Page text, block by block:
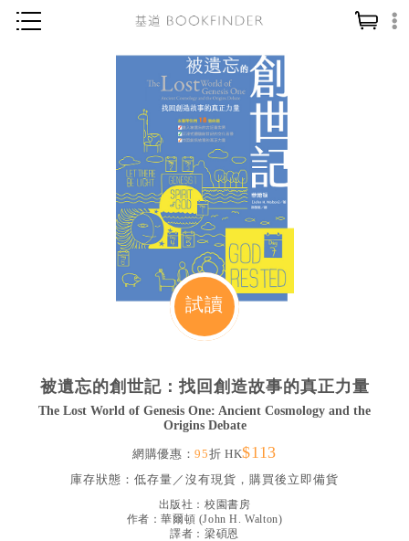
信仰入門
教會歷史
靈修／禱告
信徒生活
教會事工
哲學／宗教比較
文藝／勵志
精選影音
試讀
被遺忘的創世記：找回創造故事的真正力量
The Lost World of Genesis One: Ancient Cosmology and the
Origins Debate
網購優惠：95折 HK$113
庫存狀態： 低存量／沒有現貨，購買後立即備貨
出版社： 校園書房
作者：華爾頓 (John H. Walton)
譯者： 梁碩恩